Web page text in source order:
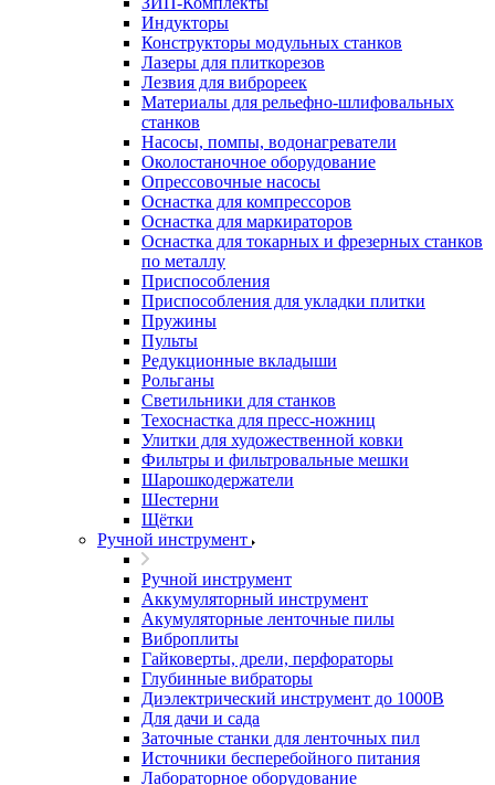
Индукторы
Конструкторы модульных станков
Лазеры для плиткорезов
Лезвия для виброреек
Материалы для рельефно-шлифовальных
станков
Насосы, помпы, водонагреватели
Околостаночное оборудование
Опрессовочные насосы
Оснастка для компрессоров
Оснастка для маркираторов
Оснастка для токарных и фрезерных станков
по металлу
Приспособления
Приспособления для укладки плитки
Пружины
Пульты
Редукционные вкладыши
Рольганы
Светильники для станков
Техоснастка для пресс-ножниц
Улитки для художественной ковки
Фильтры и фильтровальные мешки
Шарошкодержатели
Шестерни
Щётки
Ручной инструмент
Ручной инструмент
Аккумуляторный инструмент
Акумуляторные ленточные пилы
Виброплиты
Гайковерты, дрели, перфораторы
Глубинные вибраторы
Диэлектрический инструмент до 1000В
Для дачи и сада
Заточные станки для ленточных пил
Источники бесперебойного питания
Лабораторное оборудование